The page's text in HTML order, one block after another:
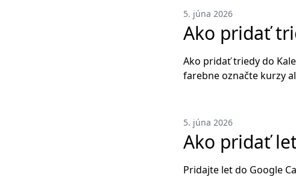
5. júna 2026
Ako pridať
Ako pridať triedy do
farebne označte kurzy
5. júna 2026
Ako pridať
Pridajte let do Google